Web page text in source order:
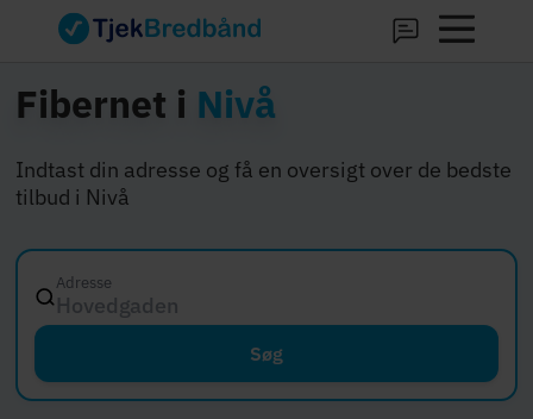
Fibernet i Nivå
Indtast din adresse og få en oversigt over de bedste
tilbud i Nivå
Adresse
Hovedgaden 12, 8000
Søg